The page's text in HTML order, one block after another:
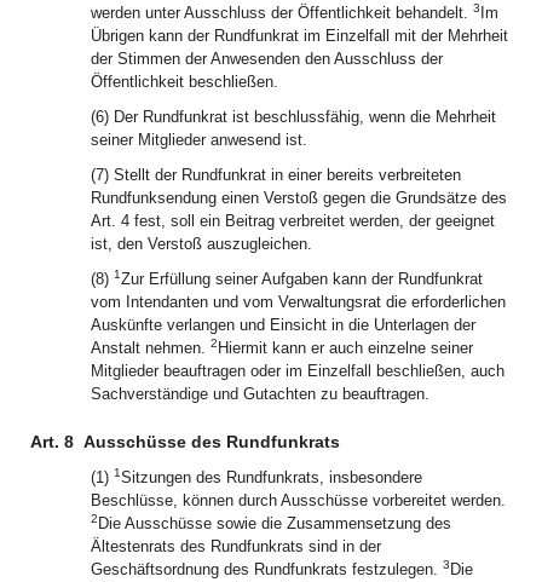
werden unter Ausschluss der Öffentlichkeit behandelt. 3 Im
Übrigen kann der Rundfunkrat im Einzelfall mit der Mehrheit
der Stimmen der Anwesenden den Ausschluss der
Öffentlichkeit beschließen.
(6) Der Rundfunkrat ist beschlussfähig, wenn die Mehrheit
seiner Mitglieder anwesend ist.
(7) Stellt der Rundfunkrat in einer bereits verbreiteten
Rundfunksendung einen Verstoß gegen die Grundsätze des
Art. 4 fest, soll ein Beitrag verbreitet werden, der geeignet
ist, den Verstoß auszugleichen.
(8) 1Zur Erfüllung seiner Aufgaben kann der Rundfunkrat
vom Intendanten und vom Verwaltungsrat die erforderlichen
Auskünfte verlangen und Einsicht in die Unterlagen der
Anstalt nehmen. 2 Hiermit kann er auch einzelne seiner
Mitglieder beauftragen oder im Einzelfall beschließen, auch
Sachverständige und Gutachten zu beauftragen.
Art. 8 Ausschüsse des Rundfunkrats
(1) 1Sitzungen des Rundfunkrats, insbesondere
Beschlüsse, können durch Ausschüsse vorbereitet werden.
2 Die Ausschüsse sowie die Zusammensetzung des
Ältestenrats des Rundfunkrats sind in der
Geschäftsordnung des Rundfunkrats festzulegen. 3 Die